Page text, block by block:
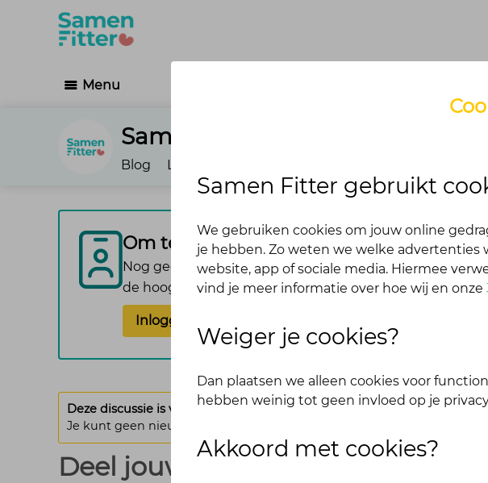
Menu
Samen Fitter
Blog Leaderboard
Om te reageren vragen we je eerst om
Nog geen account? Maak er dan gemakkelijk en snel
de hoogte van de reacties die volgen op jouw bericht
Inloggen
Deze discussie is vergrendeld.
Je kunt geen nieuwe antwoorden meer posten bij deze discussie. Als
Deel jouw oplaadmoment! - April
Samen Fitter gebruikt
We gebruiken cookies om jouw online
je hebben. Zo weten we welke
website, app of sociale media. Hiermee
vind je meer informatie over hoe wij en onze
Weiger je cookies?
Dan plaatsen we alleen cookies voor
hebben weinig tot geen invloed op je
Akkoord met cookies?